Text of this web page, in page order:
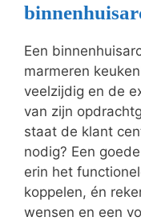
Een
marmeren
veelzijdig en de
van zijn
staat de klant
nodig? Een
erin het
koppelen, én
wensen en een